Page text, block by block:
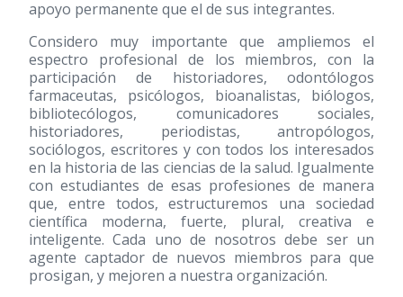
apoyo permanente que el de sus integrantes.
Considero muy importante que ampliemos el
espectro profesional de los miembros, con la
participación de historiadores, odontólogos
farmaceutas, psicólogos, bioanalistas, biólogos,
bibliotecólogos, comunicadores sociales,
historiadores, periodistas, antropólogos,
sociólogos, escritores y con todos los interesados
en la historia de las ciencias de la salud. Igualmente
con estudiantes de esas profesiones de manera
que, entre todos, estructuremos una sociedad
científica moderna, fuerte, plural, creativa e
inteligente. Cada uno de nosotros debe ser un
agente captador de nuevos miembros para que
prosigan, y mejoren a nuestra organización.